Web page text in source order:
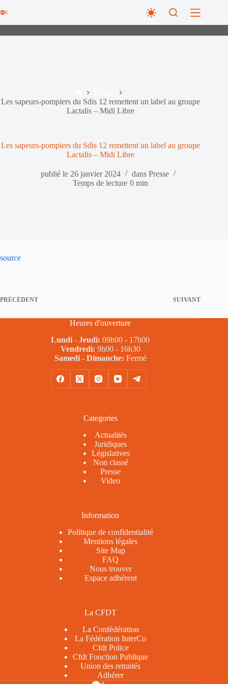
au
Accueil
Les sapeurs-pompiers du Sdis 12 remettent un label au groupe
Lactalis – Midi Libre
Les sapeurs-pompiers du Sdis 12 remettent un label au groupe
Lactalis – Midi Libre
publié le 26 janvier 2024 dans Presse
Temps de lecture 0 min
source
PRÉCÉDENT SUIVANT
Heures d'ouverture
Lundi - Jeudi: 09h00 - 17h00
Vendredi: 9h00 - 16h30
Samedi - Dimanche: Fermé
Categories
Actualités
Juridiques
Législatives
Non classé
Presse
Video
Information
Politique de confidentialité
Mentions légales
Site Map
FAQ
Nous trouver
Espace adhérent
La CFDT
La Confédération
La Fédération InterCo
Cfdt Police
Cfdt Fonction Publique
Union des retraités
Adhérer